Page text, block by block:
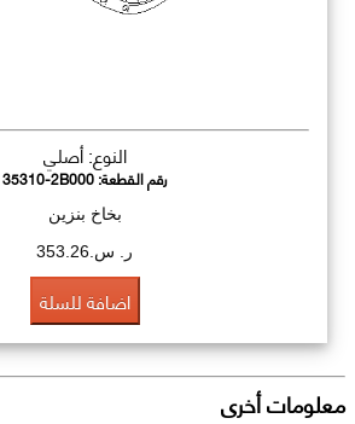
النوع: أصلي
رقم القطعة:35310-2B000
بخاخ بنزين
ر. س.353.26
اضافة للسلة
معلومات أخرى